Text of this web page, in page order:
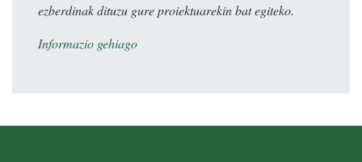
ezberdinak dituzu gure proiektuarekin bat egiteko.
Informazio gehiago